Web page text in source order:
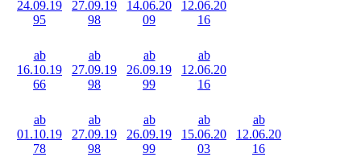
24.09.19
95
27.09.19
98
14.06.20
09
12.06.20
16
ab
16.10.19
66
ab
27.09.19
98
ab
26.09.19
99
ab
12.06.20
16
ab
01.10.19
78
ab
27.09.19
98
ab
26.09.19
99
ab
15.06.20
03
ab
12.06.20
16